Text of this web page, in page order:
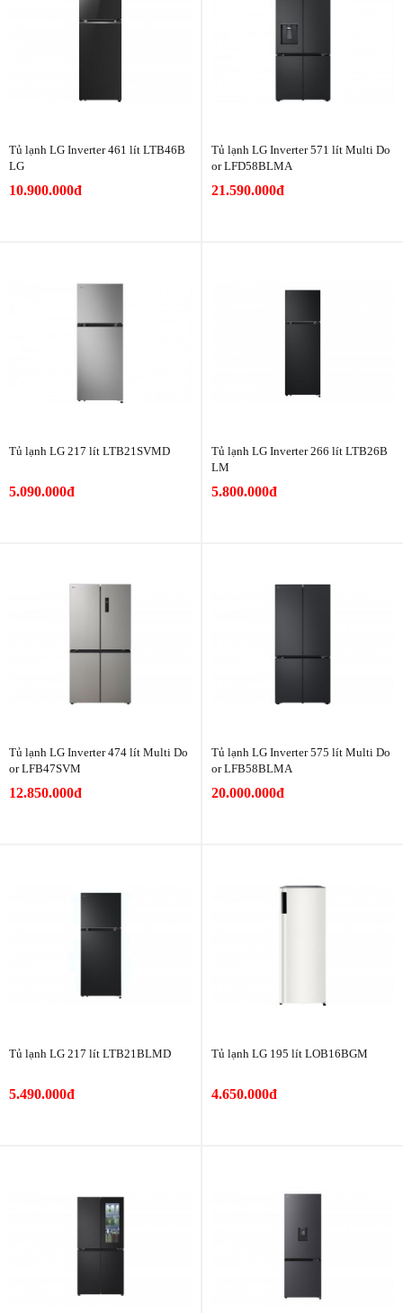
Tủ lạnh LG Inverter 461 lít LTB46B
LG
10.900.000đ
Tủ lạnh LG Inverter 571 lít Multi Do
or LFD58BLMA
21.590.000đ
Tủ lạnh LG 217 lít LTB21SVMD
5.090.000đ
Tủ lạnh LG Inverter 266 lít LTB26B
LM
5.800.000đ
Tủ lạnh LG Inverter 474 lít Multi Do
or LFB47SVM
12.850.000đ
Tủ lạnh LG Inverter 575 lít Multi Do
or LFB58BLMA
20.000.000đ
Tủ lạnh LG 217 lít LTB21BLMD
5.490.000đ
Tủ lạnh LG 195 lít LOB16BGM
4.650.000đ